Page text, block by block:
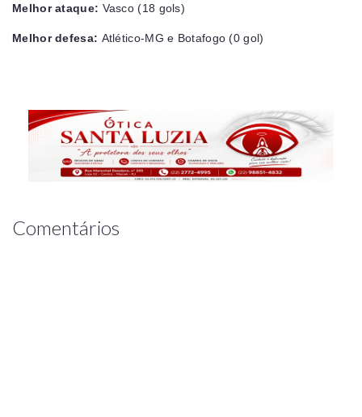
Melhor ataque: Vasco (18 gols)
Melhor defesa: Atlético-MG e Botafogo (0 gol)
Comentários